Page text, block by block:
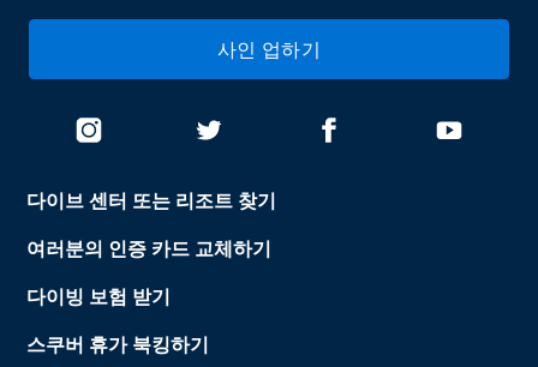
다이브 센터 또는 리조트 찾기
여러분의 인증 카드 교체하기
다이빙 보험 받기
스쿠버 휴가 북킹하기
사인 업하기